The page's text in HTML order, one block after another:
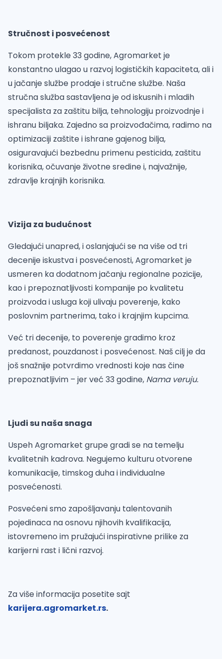
Stručnost i posvećenost
Tokom protekle 33 godine, Agromarket je
konstantno ulagao u razvoj logističkih kapaciteta, ali i
u jačanje službe prodaje i stručne službe. Naša
stručna služba sastavljena je od iskusnih i mladih
specijalista za zaštitu bilja, tehnologiju proizvodnje i
ishranu biljaka. Zajedno sa proizvođačima, radimo na
optimizaciji zaštite i ishrane gajenog bilja,
osiguravajući bezbednu primenu pesticida, zaštitu
korisnika, očuvanje životne sredine i, najvažnije,
zdravlje krajnjih korisnika.
Vizija za budućnost
Gledajući unapred, i oslanjajući se na više od tri
decenije iskustva i posvećenosti, Agromarket je
usmeren ka dodatnom jačanju regionalne pozicije,
kao i prepoznatljivosti kompanije po kvalitetu
proizvoda i usluga koji ulivaju poverenje, kako
poslovnim partnerima, tako i krajnjim kupcima.
Već tri decenije, to poverenje gradimo kroz
predanost, pouzdanost i posvećenost. Naš cilj je da
još snažnije potvrdimo vrednosti koje nas čine
prepoznatljivim – jer već 33 godine, Nama veruju.
Ljudi su naša snaga
Uspeh Agromarket grupe gradi se na temelju
kvalitetnih kadrova. Negujemo kulturu otvorene
komunikacije, timskog duha i individualne
posvećenosti.
Posvećeni smo zapošljavanju talentovanih
pojedinaca na osnovu njihovih kvalifikacija,
istovremeno im pružajući inspirativne prilike za
karijerni rast i lični razvoj.
Za više informacija posetite sajt
karijera.agromarket.rs.